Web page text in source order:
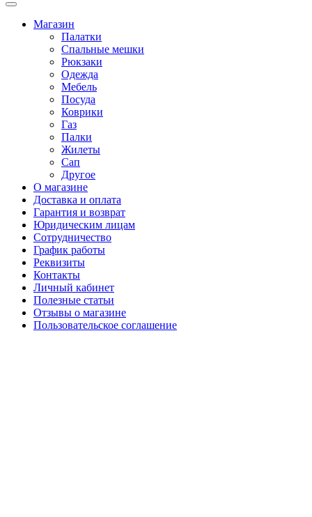
Магазин
Палатки
Спальные мешки
Рюкзаки
Одежда
Мебель
Посуда
Коврики
Газ
Палки
Жилеты
Сап
Другое
О магазине
Доставка и оплата
Гарантия и возврат
Юридическим лицам
Сотрудничество
График работы
Реквизиты
Контакты
Личный кабинет
Полезные статьи
Отзывы о магазине
Пользовательское соглашение